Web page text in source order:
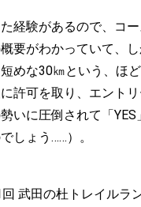
経験があるので、コ
要がわかっていて、
めな30㎞という、ほ
許可を取り、エント
いに圧倒されて「YES
しょう……）。
武田の杜トレイルラ